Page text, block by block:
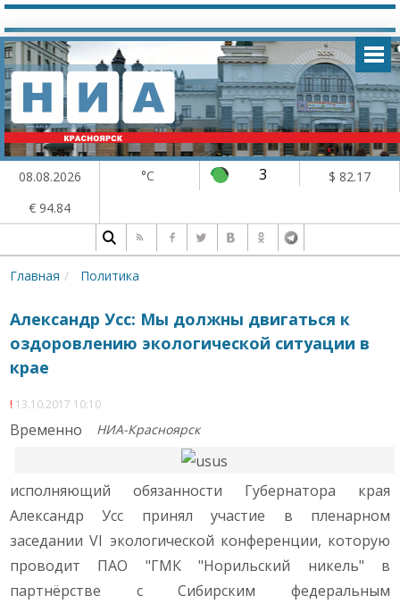
08.08.2026 °C 3
$ 82.17
€ 94.84
Главная Политика
Александр Усс: Мы должны двигаться к
оздоровлению экологической ситуации в
крае
13.10.2017 10:10
НИА-Красноярск
Временно
исполняющий обязанности Губернатора края
Александр Усс принял участие в пленарном
заседании VI экологической конференции, которую
проводит ПАО "ГМК "Норильский никель" в
партнёрстве с Сибирским федеральным